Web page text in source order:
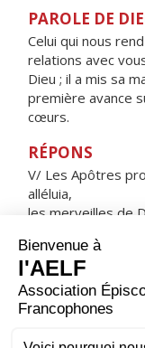
PAROLE DE
Celui qui nous
relations avec
Dieu ; il a mis sa
première avance
cœurs.
RÉPONS
V/ Les Apôtres
alléluia,
les merveilles de
ORAISON
Aujourd’hui,
tu sanctifies ton
toutes les nations